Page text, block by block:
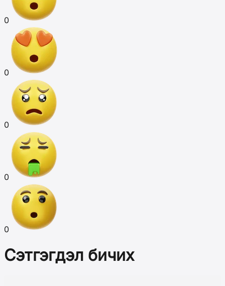
0
0
0
0
0
Сэтгэгдэл бичих